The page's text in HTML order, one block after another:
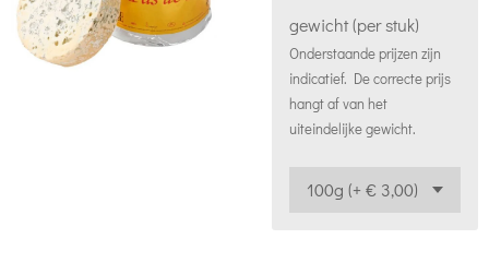
gewicht (per stuk)
Onderstaande prijzen zijn
indicatief. De correcte prijs
hangt af van het
uiteindelijke gewicht.